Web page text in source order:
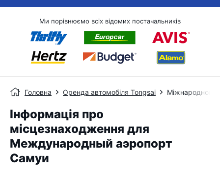
Ми порівнюємо всіх відомих постачальників
Головна Оренда автомобіля Tongsai Міжнародного
Інформація про
місцезнаходження для
Международный аэропорт
Самуи